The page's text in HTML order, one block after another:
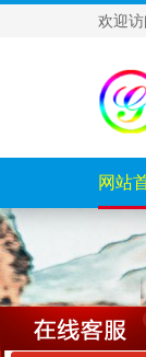
欢迎访
网站